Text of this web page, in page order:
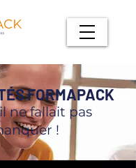
FORMAPACK
ne fallait pas
!